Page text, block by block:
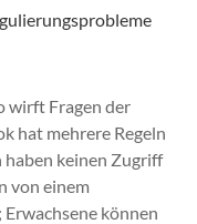
wirft Fragen der
hat mehrere Regeln
keinen Zugriff
von einem
können